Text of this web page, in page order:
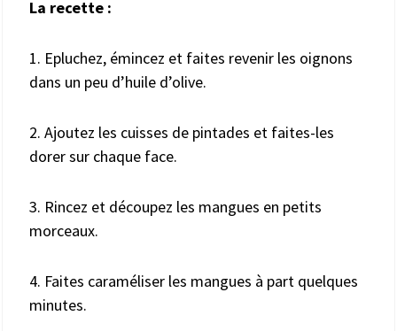
La recette :
1. Epluchez, émincez et faites revenir les oignons
dans un peu d’huile d’olive.
2. Ajoutez les cuisses de pintades et faites-les
dorer sur chaque face.
3. Rincez et découpez les mangues en petits
morceaux.
4. Faites caraméliser les mangues à part quelques
minutes.